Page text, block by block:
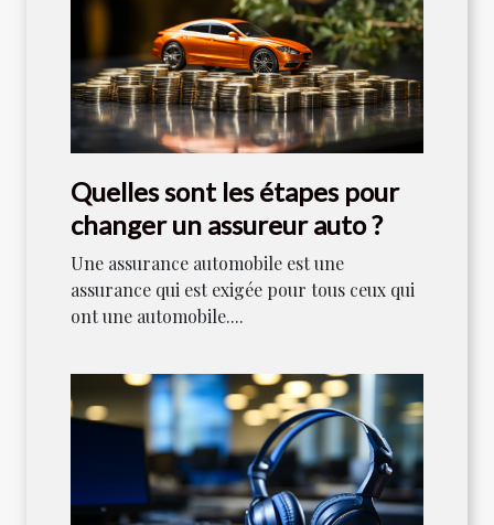
Quelles sont les étapes pour
changer un assureur auto ?
Une assurance automobile est une
assurance qui est exigée pour tous ceux qui
ont une automobile....